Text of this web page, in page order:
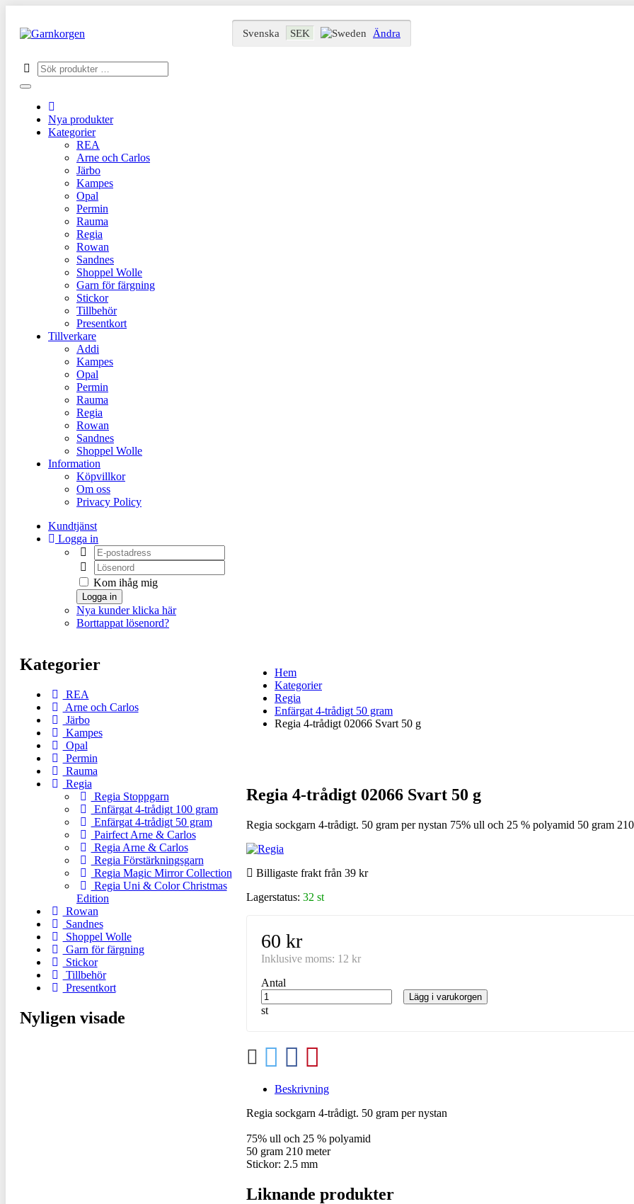
Svenska SEK Ändra
Nya produkter
Kategorier
REA
Arne och Carlos
Järbo
Kampes
Opal
Permin
Rauma
Regia
Rowan
Sandnes
Shoppel Wolle
Garn för färgning
Stickor
Tillbehör
Presentkort
Tillverkare
Addi
Kampes
Opal
Permin
Rauma
Regia
Rowan
Sandnes
Shoppel Wolle
Information
Köpvillkor
Om oss
Privacy Policy
Kundtjänst
Logga in
Kom ihåg mig
Logga in
Nya kunder klicka här
Borttappat lösenord?
Kategorier
REA
Arne och Carlos
Järbo
Kampes
Opal
Permin
Rauma
Regia
Regia Stoppgarn
Enfärgat 4-trådigt 100 gram
Enfärgat 4-trådigt 50 gram
Pairfect Arne & Carlos
Regia Arne & Carlos
Regia Förstärkningsgarn
Regia Magic Mirror Collection
Regia Uni & Color Christmas
Edition
Rowan
Sandnes
Shoppel Wolle
Garn för färgning
Stickor
Tillbehör
Presentkort
Nyligen visade
Hem
Kategorier
Regia
Enfärgat 4-trådigt 50 gram
Regia 4-trådigt 02066 Svart 50 g
Regia 4-trådigt 02066 Svart 50 g
Regia sockgarn 4-trådigt. 50 gram per nystan 75% ull och 25 % polyamid 50 gram
Billigaste frakt från 39 kr
Lagerstatus: 32 st
60 kr
Inklusive moms: 12 kr
Antal
st
Lägg i varukorgen
Beskrivning
Regia sockgarn 4-trådigt. 50 gram per nystan
75% ull och 25 % polyamid
50 gram 210 meter
Stickor: 2.5 mm
Liknande produkter